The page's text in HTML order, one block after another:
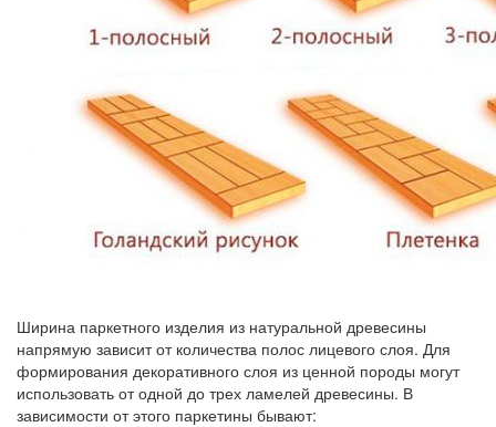
Ширина паркетного изделия из натуральной древесины
напрямую зависит от количества полос лицевого слоя. Для
формирования декоративного слоя из ценной породы могут
использовать от одной до трех ламелей древесины. В
зависимости от этого паркетины бывают: